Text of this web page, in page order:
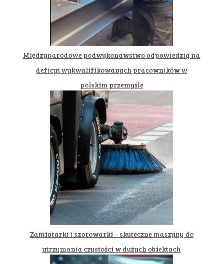
Międzynarodowe podwykonawstwo odpowiedzią na
deficyt wykwalifikowanych pracowników w
polskim przemyśle
Zamiatarki i szorowarki – skuteczne maszyny do
utrzymania czystości w dużych obiektach